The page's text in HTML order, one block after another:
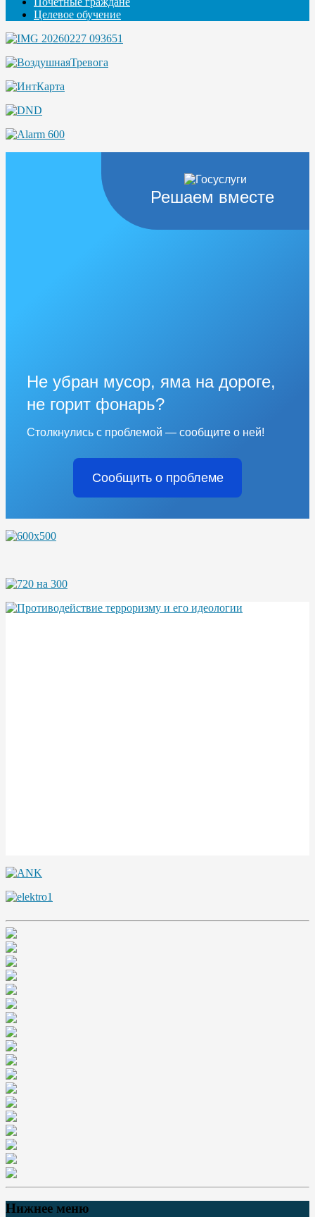
Целевое обучение
Решаем вместе
Не убран мусор, яма на дороге,
не горит фонарь?
Столкнулись с проблемой — сообщите о ней!
Сообщить о проблеме
Нижнее меню